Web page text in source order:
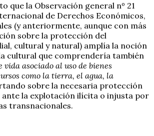
que la Observación general nº 21
de Derechos Económicos,
(y anteriormente, aunque con más
sobre la protección del
cultural y natural) amplía la noción
cultural que comprendería también
vida asociado al uso de bienes
como la tierra, el agua, la
sobre la necesaria protección
la explotación ilícita o injusta por
transnacionales.